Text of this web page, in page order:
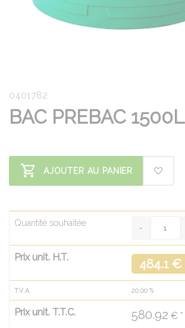
0401782
BAC PREBAC 1500L
AJOUTER AU PANIER
Quantité souhaitée
Prix unit. H.T. 484.1 €
T.V.A. 20.00 %
Prix unit. T.T.C. 580.92 € *